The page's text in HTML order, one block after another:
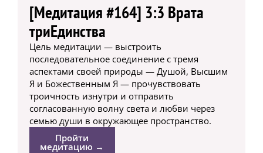
[Медитация #164] 3:3 Врата
триЕдинства
Цель медитации — выстроить
последовательное соединение с тремя
аспектами своей природы — Душой, Высшим
Я и Божественным Я — прочувствовать
троичность изнутри и отправить
согласованную волну света и любви через
семью души в окружающее пространство.
Пройти
медитацию →